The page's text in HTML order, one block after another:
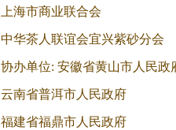
上海市商业联合会
中华茶人联谊会宜兴紫砂分会
协办单位: 安徽省黄山市人民政
云南省普洱市人民政府
福建省福鼎市人民政府